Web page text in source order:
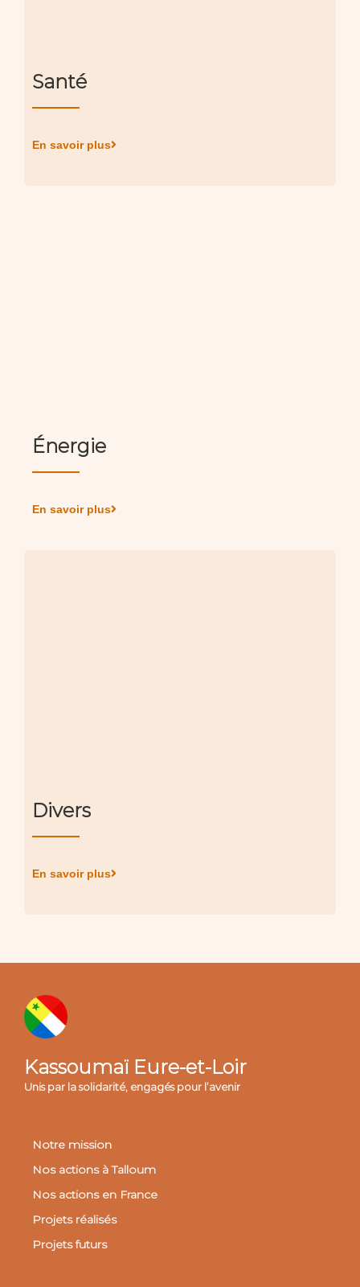
Santé
En savoir plus
Énergie
En savoir plus
Divers
En savoir plus
Kassoumaï Eure-et-Loir
Unis par la solidarité, engagés pour l’avenir
Notre mission
Nos actions à Talloum
Nos actions en France
Projets réalisés
Projets futurs